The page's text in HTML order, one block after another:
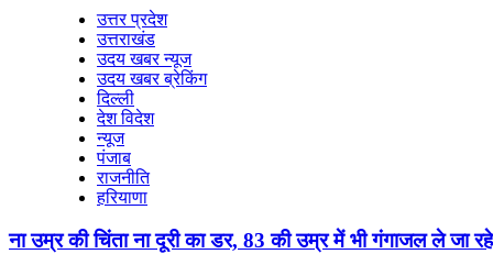
उत्तर प्रदेश
उत्तराखंड
उदय खबर न्यूज
उदय खबर ब्रेकिंग
दिल्ली
देश विदेश
न्यूज
पंजाब
राजनीति
हरियाणा
ना उम्र की चिंता ना दूरी का डर, 83 की उम्र में भी गंगाजल ले जा